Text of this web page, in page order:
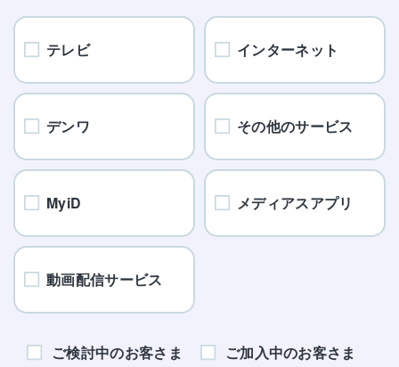
テレビ インターネット
デンワ その他のサービス
MyiD メディアスアプリ
動画配信サービス
ご検討中のお客さま ご加入中のお客さま